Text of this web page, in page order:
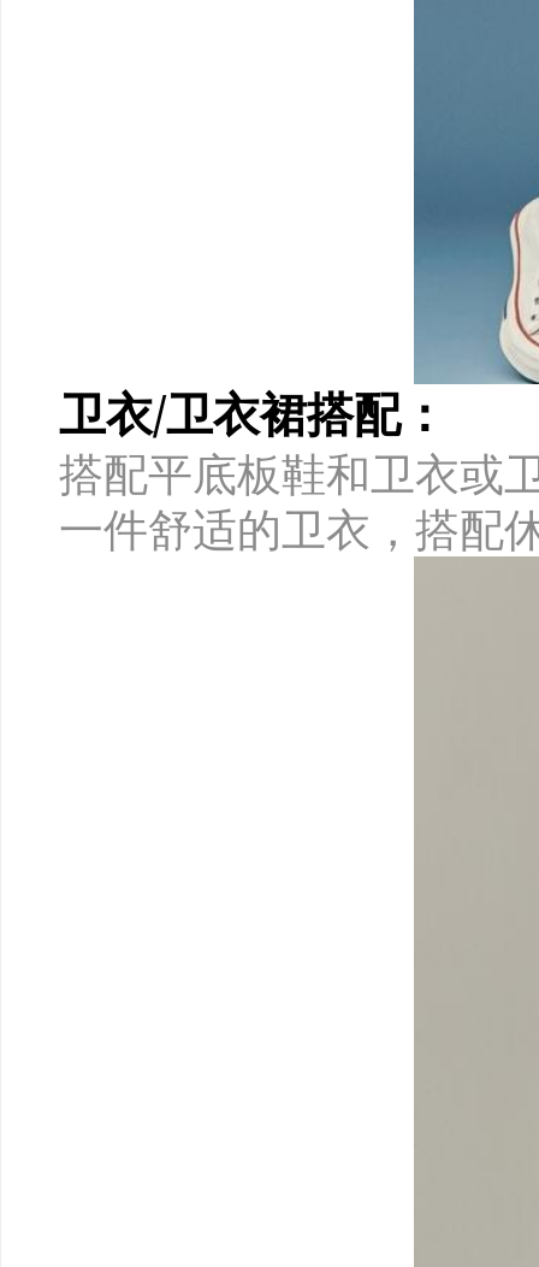
卫衣/卫衣裙搭配：
搭配平底板鞋和卫衣或
一件舒适的卫衣，搭配